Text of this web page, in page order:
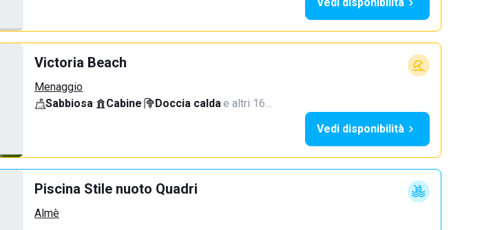
Victoria Beach
Menaggio
Sabbiosa· Cabine· Doccia calda·e altri 16…
Vedi disponibilità
Piscina Stile nuoto Quadri
Almè